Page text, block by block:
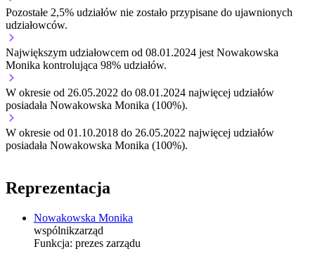
Pozostałe 2,5% udziałów nie zostało przypisane do ujawnionych
udziałowców.
Największym udziałowcem od 08.01.2024 jest Nowakowska
Monika kontrolująca 98% udziałów.
W okresie od 26.05.2022 do 08.01.2024 najwięcej udziałów
posiadała Nowakowska Monika (100%).
W okresie od 01.10.2018 do 26.05.2022 najwięcej udziałów
posiadała Nowakowska Monika (100%).
Reprezentacja
Nowakowska Monika
wspólnikzarząd
Funkcja: prezes zarządu